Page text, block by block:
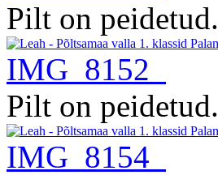
Pilt on peidetud.
IMG_8152
Pilt on peidetud.
IMG_8154